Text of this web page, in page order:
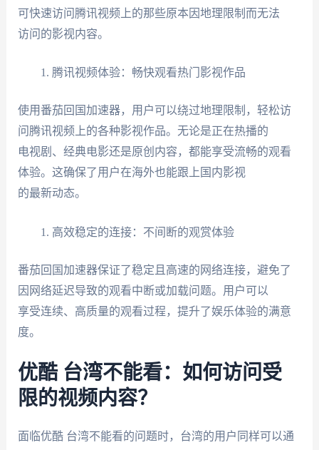
可快速访问腾讯视频上的那些原本因地理限制而无法
访问的影视内容。
腾讯视频体验：畅快观看热门影视作品
使用番茄回国加速器，用户可以绕过地理限制，轻松访
问腾讯视频上的各种影视作品。无论是正在热播的
电视剧、经典电影还是原创内容，都能享受流畅的观看
体验。这确保了用户在海外也能跟上国内影视
的最新动态。
高效稳定的连接：不间断的观赏体验
番茄回国加速器保证了稳定且高速的网络连接，避免了
因网络延迟导致的观看中断或加载问题。用户可以
享受连续、高质量的观看过程，提升了娱乐体验的满意
度。
优酷 台湾不能看：如何访问受
限的视频内容？
面临优酷 台湾不能看的问题时，台湾的用户同样可以通